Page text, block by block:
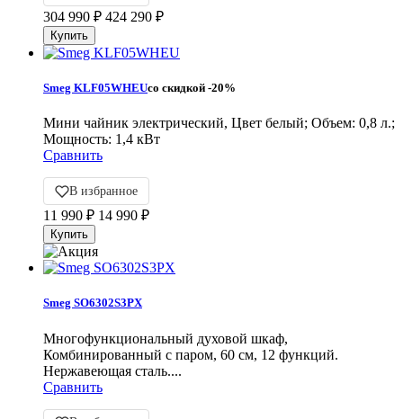
304 990 ₽ 424 290 ₽
Smeg KLF05WHEUсо скидкой -20%
Мини чайник электрический, Цвет белый; Объем: 0,8 л.;
Мощность: 1,4 кВт
Сравнить
В избранное
11 990 ₽ 14 990 ₽
Smeg SO6302S3PX
Многофункциональный духовой шкаф,
Комбинированный с паром, 60 см, 12 функций.
Нержавеющая сталь....
Сравнить